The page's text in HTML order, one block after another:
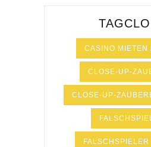
CASINO MIETEN
CLOSE-UP-
CLOSE-UP-
FALSCHSPIELER